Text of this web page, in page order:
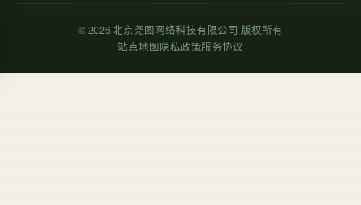
©2026北京尧图网络科技有限公司 版权所有
站点地图隐私政策服务协议